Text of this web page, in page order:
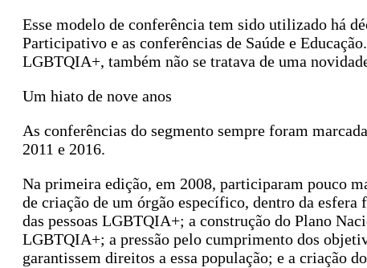
Esse modelo de conferência tem sido utilizado há
Participativo e as conferências de Saúde e
LGBTQIA+, também não se tratava de uma
Um hiato de nove anos
As conferências do segmento sempre foram
2011 e 2016.
Na primeira edição, em 2008, participaram pouco
de criação de um órgão específico, dentro da
das pessoas LGBTQIA+; a construção do Plano
LGBTQIA+; a pressão pelo cumprimento dos
garantissem direitos a essa população; e a criação